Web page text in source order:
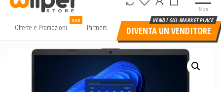
alta
a basso
Menu
Offerte e Promozioni
Hot!
Partners DIVENTA UN VENDITORE